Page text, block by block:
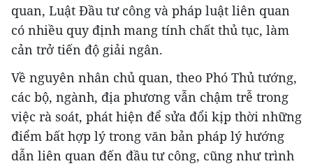
quan, Luật Đầu tư công và pháp luật liên quan
có nhiều quy định mang tính chất thủ tục, làm
cản trở tiến độ giải ngân.
Về nguyên nhân chủ quan, theo Phó Thủ tướng,
các bộ, ngành, địa phương vẫn chậm trễ trong
việc rà soát, phát hiện để sửa đổi kịp thời những
điểm bất hợp lý trong văn bản pháp lý hướng
dẫn liên quan đến đầu tư công, cũng như trình